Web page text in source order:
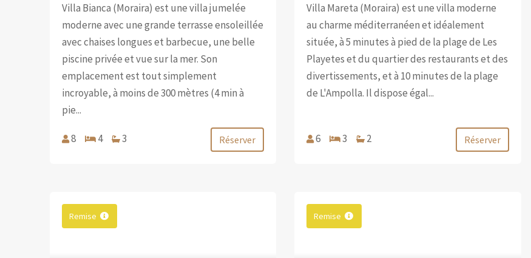
Villa Bianca (Moraira) est une villa jumelée
moderne avec une grande terrasse ensoleillée
avec chaises longues et barbecue, une belle
piscine privée et vue sur la mer. Son
emplacement est tout simplement
incroyable, à moins de 300 mètres (4 min à
pie...
8 4 3 Réserver
Villa Mareta (Moraira) est une villa moderne
au charme méditerranéen et idéalement
située, à 5 minutes à pied de la plage de Les
Playetes et du quartier des restaurants et des
divertissements, et à 10 minutes de la plage
de L'Ampolla. Il dispose égal...
6 3 2 Réserver
Remise Remise